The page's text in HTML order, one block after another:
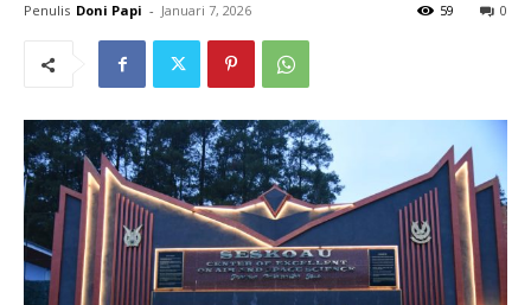
Penulis Doni Papi - Januari 7, 2026 0
59